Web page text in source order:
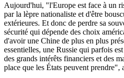
Aujourd'hui, "l'Europe est face à un
par la lèpre nationaliste et d'être
extérieures. Et donc de perdre sa
sécurité qui dépende des choix
d'avoir une Chine de plus en plus
essentielles, une Russie qui parfois
des grands intérêts financiers et des
place que les États peuvent